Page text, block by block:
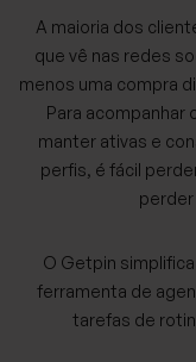
A maioria dos
que vê nas redes
menos uma compra
Para acompanhar
manter ativas e
perfis, é fácil
O Getpin
ferramenta de
tarefas de